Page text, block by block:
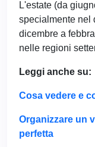
L'estate (da
specialmente nel
dicembre a
nelle regioni
Leggi anche su:
Cosa vedere e
Organizzare un
perfetta